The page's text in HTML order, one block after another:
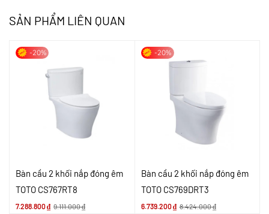
SẢN PHẨM LIÊN QUAN
-20%
Bàn cầu 2 khối nắp đóng êm
TOTO CS767RT8
7.288.800₫ 9.111.000₫
-20%
Bàn cầu 2 khối nắp đóng êm
TOTO CS769DRT3
6.739.200₫ 8.424.000₫